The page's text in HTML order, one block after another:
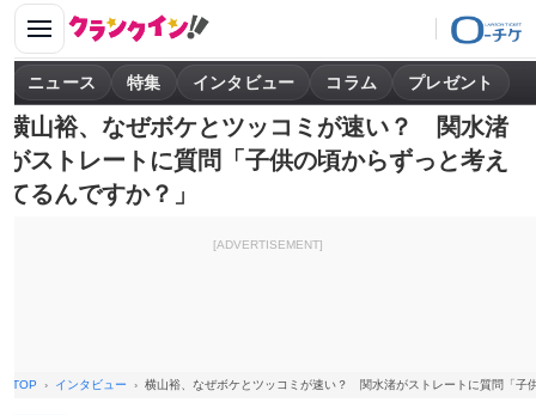
ニュース 特集 インタビュー コラム プレゼント
横山裕、なぜボケとツッコミが速い？ 関水渚
がストレートに質問「子供の頃からずっと考え
てるんですか？」
[ADVERTISEMENT]
TOP インタビュー 横山裕、なぜボケとツッコミが速い？ 関水渚がストレートに質問「子